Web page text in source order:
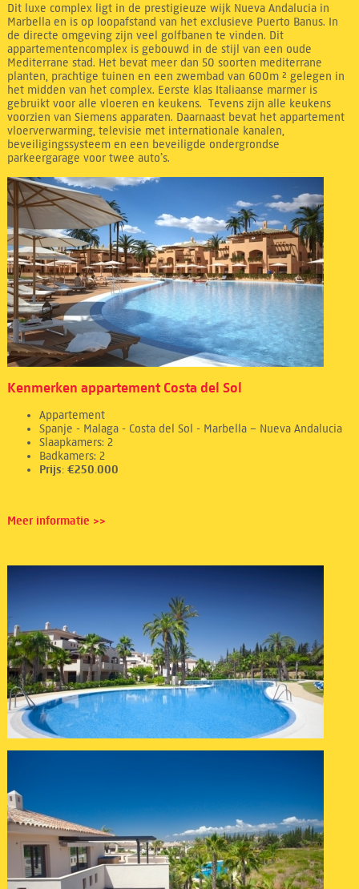
Dit luxe complex ligt in de prestigieuze wijk Nueva Andalucia in
Marbella en is op loopafstand van het exclusieve Puerto Banus. In
de directe omgeving zijn veel golfbanen te vinden. Dit
appartementencomplex is gebouwd in de stijl van een oude
Mediterrane stad. Het bevat meer dan 50 soorten mediterrane
planten, prachtige tuinen en een zwembad van 600m ² gelegen in
het midden van het complex. Eerste klas Italiaanse marmer is
gebruikt voor alle vloeren en keukens. Tevens zijn alle keukens
voorzien van Siemens apparaten. Daarnaast bevat het appartement
vloerverwarming, televisie met internationale kanalen,
beveiligingssysteem en een beveiligde ondergrondse
parkeergarage voor twee auto’s.
Kenmerken appartement Costa del Sol
Appartement
Spanje - Malaga - Costa del Sol - Marbella – Nueva Andalucia
Slaapkamers: 2
Badkamers: 2
Prijs: €250.000
Meer informatie >>